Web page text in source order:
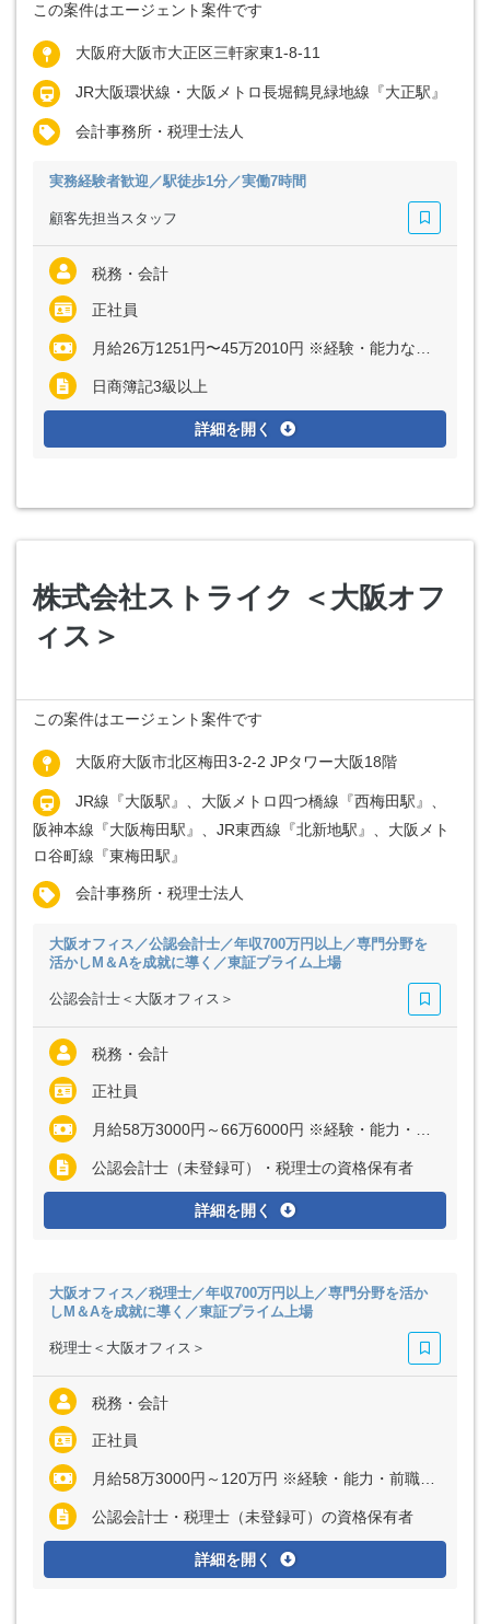
この案件はエージェント案件です
大阪府大阪市大正区三軒家東1-8-11
JR大阪環状線・大阪メトロ長堀鶴見緑地線『大正駅』
会計事務所・税理士法人
実務経験者歓迎／駅徒歩1分／実働7時間
顧客先担当スタッフ
税務・会計
正社員
月給26万1251円〜45万2010円 ※経験・能力など考慮の上、決定いたします
日商簿記3級以上
詳細を開く
株式会社ストライク ＜大阪オフ
ィス＞
この案件はエージェント案件です
大阪府大阪市北区梅田3-2-2 JPタワー大阪18階
JR線『大阪駅』、大阪メトロ四つ橋線『西梅田駅』、
阪神本線『大阪梅田駅』、JR東西線『北新地駅』、大阪メト
ロ谷町線『東梅田駅』
会計事務所・税理士法人
大阪オフィス／公認会計士／年収700万円以上／専門分野を
活かしM＆Aを成就に導く／東証プライム上場
公認会計士＜大阪オフィス＞
税務・会計
正社員
月給58万3000円～66万6000円 ※経験・能力・前職給与を考慮いたします
公認会計士（未登録可）・税理士の資格保有者
詳細を開く
大阪オフィス／税理士／年収700万円以上／専門分野を活か
しM＆Aを成就に導く／東証プライム上場
税理士＜大阪オフィス＞
税務・会計
正社員
月給58万3000円～120万円 ※経験・能力・前職給与を考慮いたします
公認会計士・税理士（未登録可）の資格保有者
詳細を開く